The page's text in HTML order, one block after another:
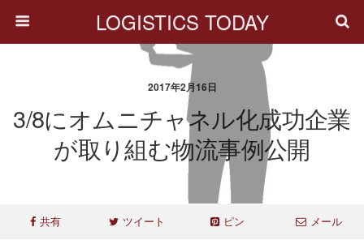
LOGISTICS TODAY
2017年2月16日
3/8にオムニチャネル化成功企業
が取り組む物流事例公開
共有 ツイート ピン メール